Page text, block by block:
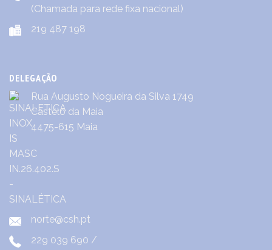
(Chamada para rede fixa nacional)
219 487 198
DELEGAÇÃO
Rua Augusto Nogueira da Silva 1749
Castêlo da Maia
4475-615 Maia
norte@csh.pt
229 039 690 /